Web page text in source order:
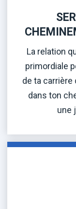
La relation
primordiale
de ta
dans ton
une